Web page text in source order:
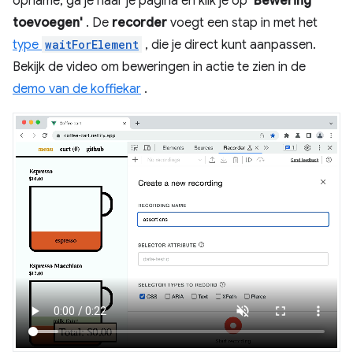
toevoegen' . De recorder voegt een stap in met het
type waitForElement , die je direct kunt aanpassen.
Bekijk de video om beweringen in actie te zien in de
demo van de koffiekar .